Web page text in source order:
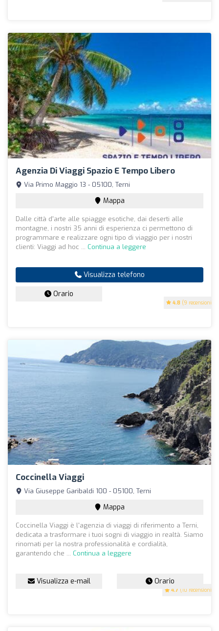
Agenzia Di Viaggi Spazio E Tempo Libero
4.8 (9 recensioni)
Via Primo Maggio 13 - 05100, Terni
Mappa
Dalle città d'arte alle spiagge esotiche, dai deserti alle
montagne, i nostri 35 anni di esperienza ci permettono di
programmare e realizzare ogni tipo di viaggio per i nostri
clienti: Viaggi ad hoc ... Continua a leggere
Visualizza telefono
Orario
Coccinella Viaggi
4.7 (10 recensioni)
Via Giuseppe Garibaldi 100 - 05100, Terni
Mappa
Coccinella Viaggi è l'agenzia di viaggi di riferimento a Terni,
dedicata a trasformare i tuoi sogni di viaggio in realtà. Siamo
rinomati per la nostra professionalità e cordialità,
garantendo che ... Continua a leggere
Visualizza e-mail Orario